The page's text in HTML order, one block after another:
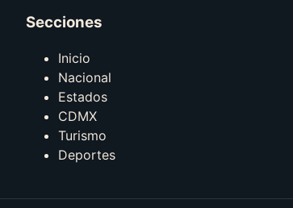
Secciones
Inicio
Nacional
Estados
CDMX
Turismo
Deportes